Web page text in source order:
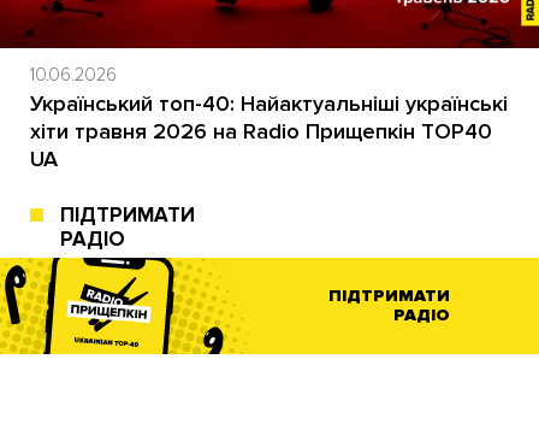
10.06.2026
Український топ-40: Найактуальніші українські
хіти травня 2026 на Radio Прищепкін TOP40
UA
ПІДТРИМАТИ
РАДІО
ПІДТРИМАТИ
РАДІО